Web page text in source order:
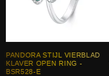
PANDORA STIJL VIERBLAD
KLAVER OPEN RING -
BSR528-E